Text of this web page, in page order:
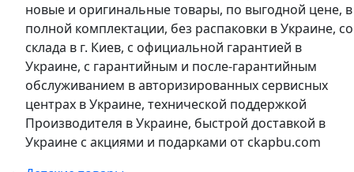
новые и оригинальные товары, по выгодной цене, в
полной комплектации, без распаковки в Украине, со
склада в г. Киев, с официальной гарантией в
Украине, с гарантийным и после-гарантийным
обслуживанием в авторизированных сервисных
центрах в Украине, технической поддержкой
Производителя в Украине, быстрой доставкой в
Украине с акциями и подарками от ckapbu.com